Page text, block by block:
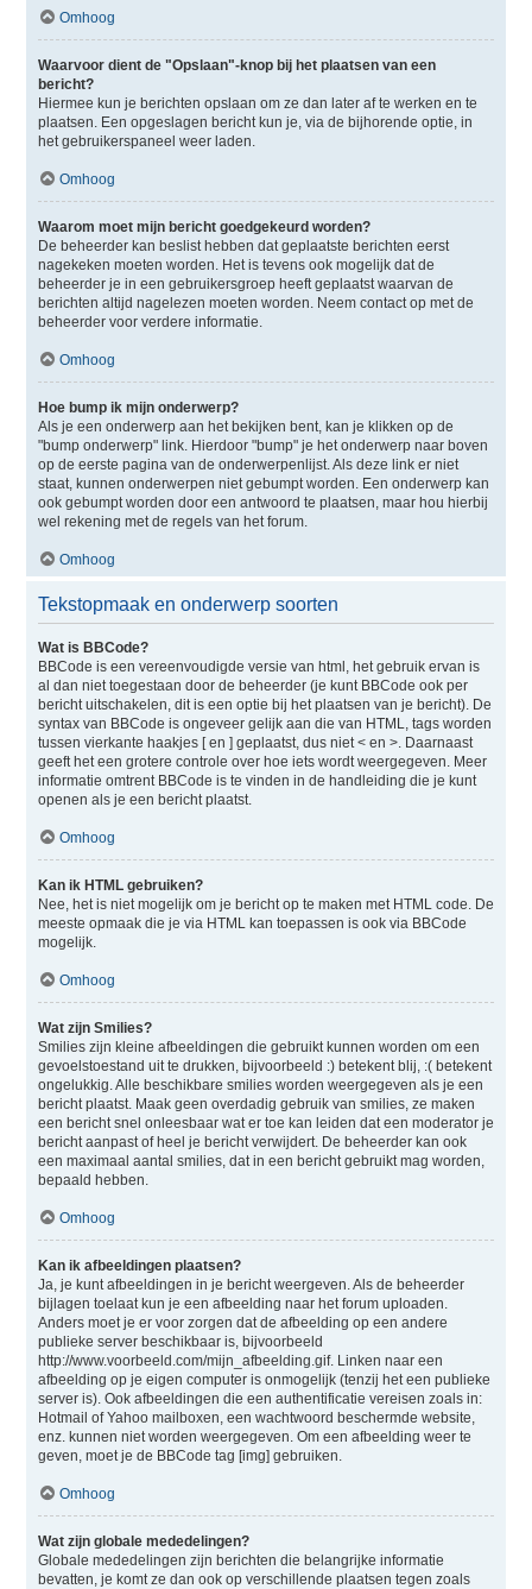
Omhoog
Waarvoor dient de "Opslaan"-knop bij het plaatsen van een
bericht?
Hiermee kun je berichten opslaan om ze dan later af te werken en te
plaatsen. Een opgeslagen bericht kun je, via de bijhorende optie, in
het gebruikerspaneel weer laden.
Omhoog
Waarom moet mijn bericht goedgekeurd worden?
De beheerder kan beslist hebben dat geplaatste berichten eerst
nagekeken moeten worden. Het is tevens ook mogelijk dat de
beheerder je in een gebruikersgroep heeft geplaatst waarvan de
berichten altijd nagelezen moeten worden. Neem contact op met de
beheerder voor verdere informatie.
Omhoog
Hoe bump ik mijn onderwerp?
Als je een onderwerp aan het bekijken bent, kan je klikken op de
"bump onderwerp" link. Hierdoor "bump" je het onderwerp naar boven
op de eerste pagina van de onderwerpenlijst. Als deze link er niet
staat, kunnen onderwerpen niet gebumpt worden. Een onderwerp kan
ook gebumpt worden door een antwoord te plaatsen, maar hou hierbij
wel rekening met de regels van het forum.
Omhoog
Tekstopmaak en onderwerp soorten
Wat is BBCode?
BBCode is een vereenvoudigde versie van html, het gebruik ervan is
al dan niet toegestaan door de beheerder (je kunt BBCode ook per
bericht uitschakelen, dit is een optie bij het plaatsen van je bericht). De
syntax van BBCode is ongeveer gelijk aan die van HTML, tags worden
tussen vierkante haakjes [ en ] geplaatst, dus niet < en >. Daarnaast
geeft het een grotere controle over hoe iets wordt weergegeven. Meer
informatie omtrent BBCode is te vinden in de handleiding die je kunt
openen als je een bericht plaatst.
Omhoog
Kan ik HTML gebruiken?
Nee, het is niet mogelijk om je bericht op te maken met HTML code. De
meeste opmaak die je via HTML kan toepassen is ook via BBCode
mogelijk.
Omhoog
Wat zijn Smilies?
Smilies zijn kleine afbeeldingen die gebruikt kunnen worden om een
gevoelstoestand uit te drukken, bijvoorbeeld :) betekent blij, :( betekent
ongelukkig. Alle beschikbare smilies worden weergegeven als je een
bericht plaatst. Maak geen overdadig gebruik van smilies, ze maken
een bericht snel onleesbaar wat er toe kan leiden dat een moderator je
bericht aanpast of heel je bericht verwijdert. De beheerder kan ook
een maximaal aantal smilies, dat in een bericht gebruikt mag worden,
bepaald hebben.
Omhoog
Kan ik afbeeldingen plaatsen?
Ja, je kunt afbeeldingen in je bericht weergeven. Als de beheerder
bijlagen toelaat kun je een afbeelding naar het forum uploaden.
Anders moet je er voor zorgen dat de afbeelding op een andere
publieke server beschikbaar is, bijvoorbeeld
http://www.voorbeeld.com/mijn_afbeelding.gif. Linken naar een
afbeelding op je eigen computer is onmogelijk (tenzij het een publieke
server is). Ook afbeeldingen die een authentificatie vereisen zoals in:
Hotmail of Yahoo mailboxen, een wachtwoord beschermde website,
enz. kunnen niet worden weergegeven. Om een afbeelding weer te
geven, moet je de BBCode tag [img] gebruiken.
Omhoog
Wat zijn globale mededelingen?
Globale mededelingen zijn berichten die belangrijke informatie
bevatten, je komt ze dan ook op verschillende plaatsen tegen zoals